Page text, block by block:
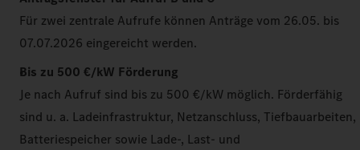
Für zwei zentrale Aufrufe können Anträge vom 26.05. bis
07.07.2026 eingereicht werden.
Bis zu 500 €/kW Förderung
Je nach Aufruf sind bis zu 500 €/kW möglich. Förderfähig
sind u. a. Ladeinfrastruktur, Netzanschluss, Tiefbauarbeiten,
Batteriespeicher sowie Lade-, Last- und